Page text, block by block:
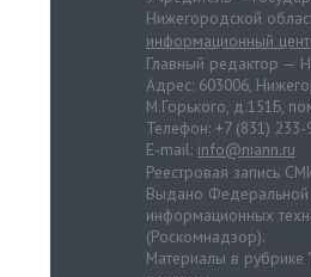
Нижегородской
информационный
Главный редактор —
Адрес: 603006,
М.Горького, д.151Б,
Телефон: +7 (831) 233-
E-mail: info@niann.ru
Реестровая запись
Выдано Федеральной
информационных
(Роскомнадзор).
Материалы в рубрике